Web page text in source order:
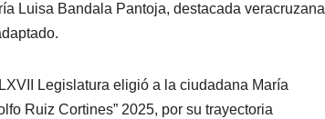
Luisa Bandala Pantoja, destacada veracruzana
Legislatura eligió a la ciudadana María
Ruiz Cortines” 2025, por su trayectoria